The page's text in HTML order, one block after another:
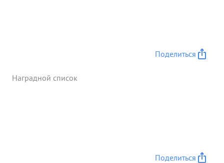
Поделиться
Наградной список
Поделиться